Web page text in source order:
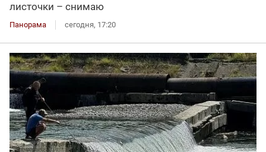
листочки – снимаю
Панорама сегодня, 17:20